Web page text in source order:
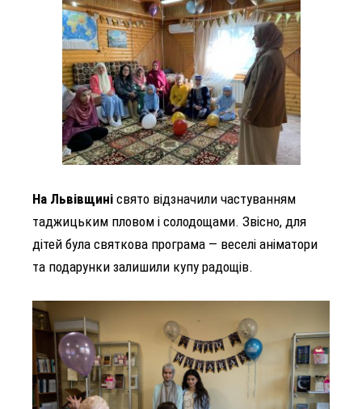
На Львівщині свято відзначили частуванням
таджицьким пловом і солодощами. Звісно, для
дітей була святкова програма — веселі аніматори
та подарунки залишили купу радощів.